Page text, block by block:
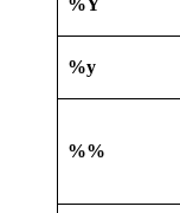
%Y
%y
%%